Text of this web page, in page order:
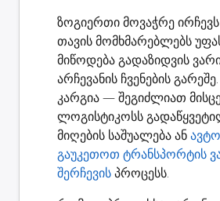
ზოგიერთი მოვაჭრე
თავის მომხმარებლებს
მიწოდება გადაზიდვის
არჩევანის ჩვენების
კარგია — შეგიძლიათ
ლოგისტიკოსს
მიღების საშუალება ან
გაუკეთოთ ტრანსპორტის
შერჩევისპროცესს.